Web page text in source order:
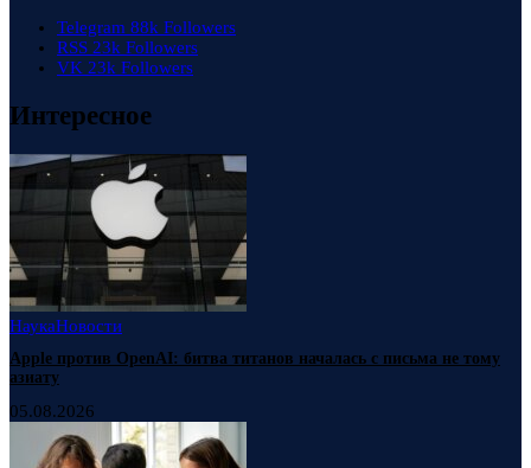
Telegram 88k Followers
RSS 23k Followers
VK 23k Followers
Интересное
НаукаНовости
Apple против OpenAI: битва титанов началась с письма не тому
азиату
05.08.2026